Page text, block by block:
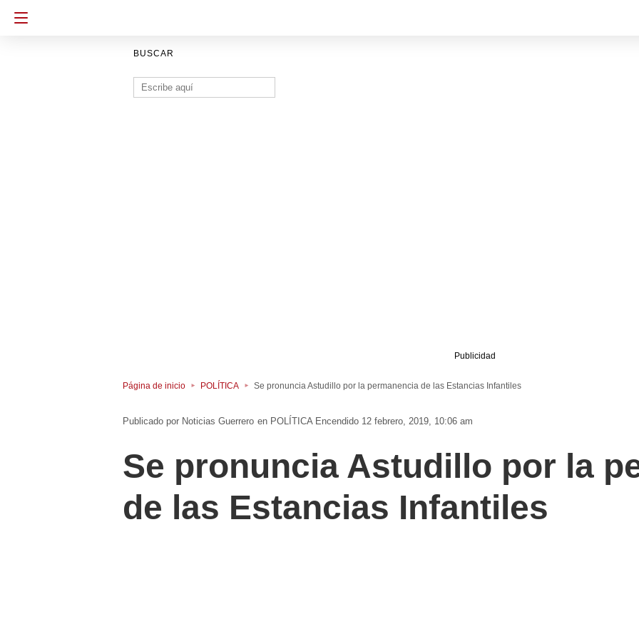
BUSCAR
Buscar:
Publicidad
Página de inicio POLÍTICA Se pronuncia Astudillo por la permanencia de las Estancias Infantiles
Noticias Guerrero en POLÍTICA Encendido 12 febrero, 2019, 10:06 am
Se pronuncia Astudillo por la
de las Estancias Infantiles